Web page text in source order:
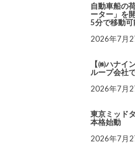
自動車船の
ーター」を
5分で移動可
2026年7月
【㈱ハナイ
ループ会社
2026年7月
東京ミッド
本格始動
2026年7月